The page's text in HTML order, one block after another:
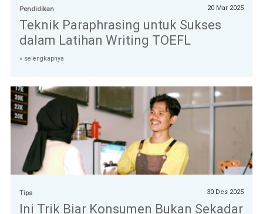
Pendidikan 20 Mar 2025
Teknik Paraphrasing untuk Sukses
dalam Latihan Writing TOEFL
» selengkapnya
Tips 30 Des 2025
Ini Trik Biar Konsumen Bukan Sekadar